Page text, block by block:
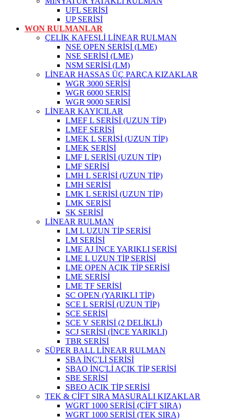
UFL SERİSİ
UP SERİSİ
WON RULMANLAR
ÇELİK KAFESLİ LİNEAR RULMAN
NSE OPEN SERİSİ (LME)
NSE SERİSİ (LME)
NSM SERİSİ (LM)
LİNEAR HASSAS ÜÇ PARÇA KIZAKLAR
WGR 3000 SERİSİ
WGR 6000 SERİSİ
WGR 9000 SERİSİ
LİNEAR KAYICILAR
LMEF L SERİSİ (UZUN TİP)
LMEF SERİSİ
LMEK L SERİSİ (UZUN TİP)
LMEK SERİSİ
LMF L SERİSİ (UZUN TİP)
LMF SERİSİ
LMH L SERİSİ (UZUN TİP)
LMH SERİSİ
LMK L SERİSİ (UZUN TİP)
LMK SERİSİ
SK SERİSİ
LİNEAR RULMAN
LM L UZUN TİP SERİSİ
LM SERİSİ
LME AJ İNCE YARIKLI SERİSİ
LME L UZUN TİP SERİSİ
LME OPEN AÇIK TİP SERİSİ
LME SERİSİ
LME TF SERİSİ
SC OPEN (YARIKLI TİP)
SCE L SERİSİ (UZUN TİP)
SCE SERİSİ
SCE V SERİSİ (2 DELİKLİ)
SCJ SERİSİ (İNCE YARIKLI)
TBR SERİSİ
SÜPER BALL LİNEAR RULMAN
SBA İNÇ'Lİ SERİSİ
SBAO İNÇ'Lİ AÇIK TİP SERİSİ
SBE SERİSİ
SBEO AÇIK TİP SERİSİ
TEK & ÇİFT SIRA MASURALI KIZAKLAR
WGRT 1000 SERİSİ (ÇİFT SIRA)
WGRT 1000 SERİSİ (TEK SIRA)